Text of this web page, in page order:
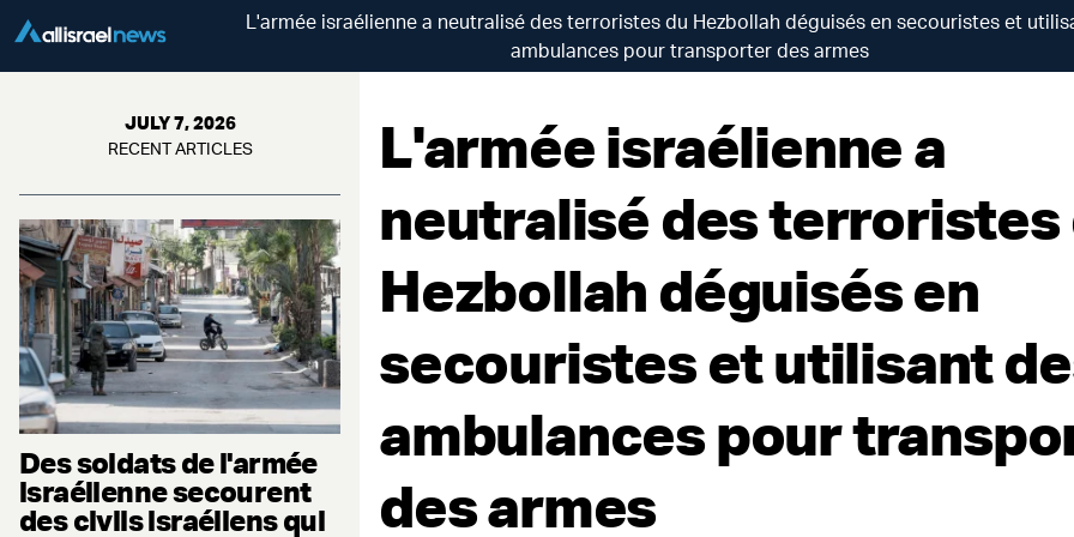
L'armée israélienne a neutralisé des terroristes du Hezbollah déguisés en secouristes et
ambulances pour transporter des armes
JULY 7, 2026
RECENT ARTICLES
Des soldats de l'armée
israélienne secourent
des civils israéliens qui
L'armée israélienne a
neutralisé des terroristes
Hezbollah déguisés en
secouristes et utilisant
ambulances pour
des armes